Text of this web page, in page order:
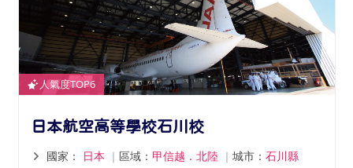
人氣度TOP6
日本航空高等學校石川校
國家： 日本 ｜ 區域： 甲信越．北陸 ｜ 城市： 石川縣